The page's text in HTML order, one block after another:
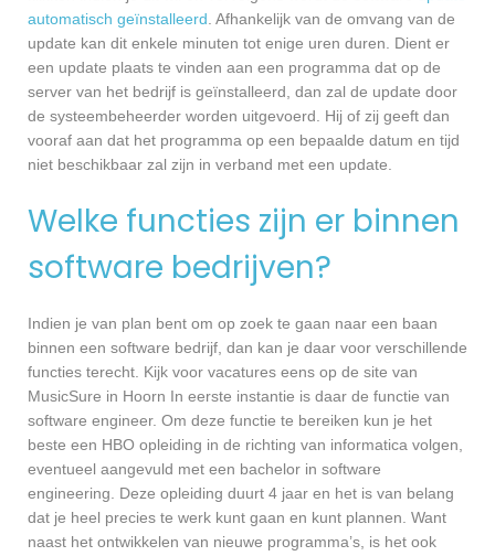
automatisch geïnstalleerd . Afhankelijk van de omvang van de
update kan dit enkele minuten tot enige uren duren. Dient er
een update plaats te vinden aan een programma dat op de
server van het bedrijf is geïnstalleerd, dan zal de update door
de systeembeheerder worden uitgevoerd. Hij of zij geeft dan
vooraf aan dat het programma op een bepaalde datum en tijd
niet beschikbaar zal zijn in verband met een update.
Welke functies zijn er binnen
software bedrijven?
Indien je van plan bent om op zoek te gaan naar een baan
binnen een software bedrijf, dan kan je daar voor verschillende
functies terecht. Kijk voor vacatures eens op de site van
MusicSure in Hoorn In eerste instantie is daar de functie van
software engineer. Om deze functie te bereiken kun je het
beste een HBO opleiding in de richting van informatica volgen,
eventueel aangevuld met een bachelor in software
engineering. Deze opleiding duurt 4 jaar en het is van belang
dat je heel precies te werk kunt gaan en kunt plannen. Want
naast het ontwikkelen van nieuwe programma’s, is het ook